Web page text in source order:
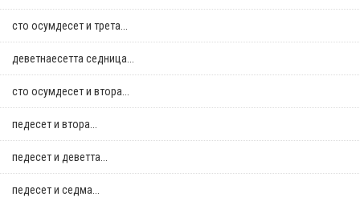
сто осумдесет и трета...
деветнаесетта седница...
сто осумдесет и втора...
педесет и втора...
педесет и деветта...
педесет и седма...